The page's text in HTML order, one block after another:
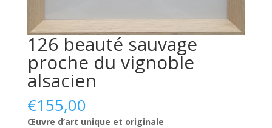
126 beauté sauvage
proche du vignoble
alsacien
€155,00
Œuvre d’art unique et originale